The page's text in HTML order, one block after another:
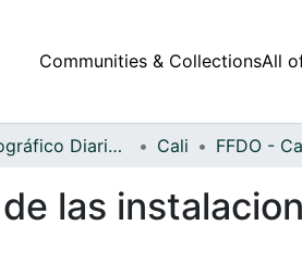
Communities & CollectionsAll
Fondo Fotográfico Diario Occidente Cali FFDO -
las